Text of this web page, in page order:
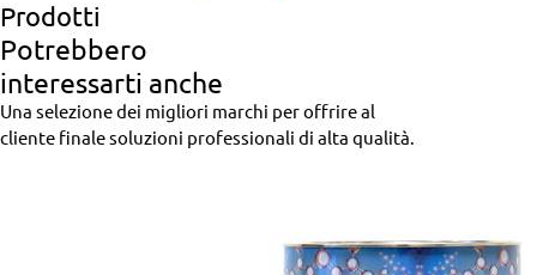
Prodotti
Potrebbero
interessarti anche
Una selezione dei migliori marchi per offrire al
cliente finale soluzioni professionali di alta qualità.